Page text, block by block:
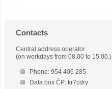
Contacts
Central address operator
(on workdays from 08.00 to 15.00.)
Phone: 954 406 285
Data box ČP: kr7cdry